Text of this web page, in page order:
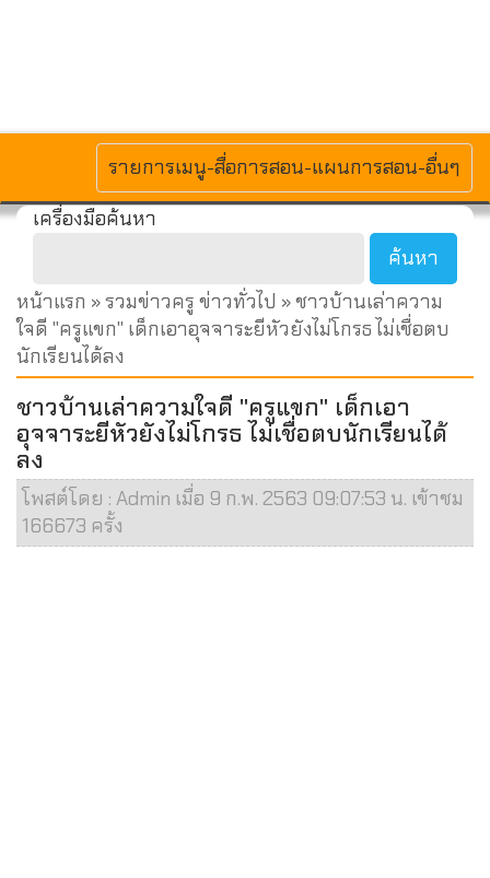
MENU
รายการเมนู-สื่อการสอน-แผนการสอน-อื่นๆ
เครื่องมือค้นหา
หน้าแรก »รวมข่าวครู ข่าวทั่วไป » ชาวบ้านเล่าความ
ใจดี "ครูแขก" เด็กเอาอุจจาระยีหัวยังไม่โกรธ ไม่เชื่อตบ
นักเรียนได้ลง
ชาวบ้านเล่าความใจดี "ครูแขก" เด็กเอา
อุจจาระยีหัวยังไม่โกรธ ไม่เชื่อตบนักเรียนได้
ลง
โพสต์โดย : Admin เมื่อ 9 ก.พ. 2563 09:07:53 น. เข้าชม
166673 ครั้ง